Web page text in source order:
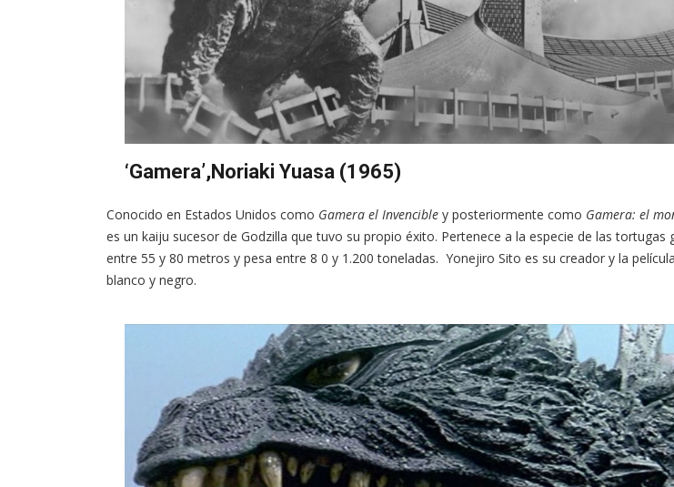
‘Gamera’,Noriaki Yuasa (1965)
Conocido en Estados Unidos como Gamera el Invencible y posteriormente como Gamera: el
es un kaiju sucesor de Godzilla que tuvo su propio éxito. Pertenece a la especie de las tortugas
entre 55 y 80 metros y pesa entre 8 0 y 1.200 toneladas. Yonejiro Sito es su creador y la
blanco y negro.